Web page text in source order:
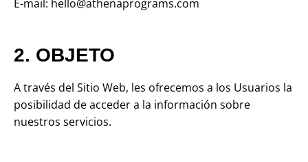
E-mail: hello@athenaprograms.com
2. OBJETO
A través del Sitio Web, les ofrecemos a los Usuarios la
posibilidad de acceder a la información sobre
nuestros servicios.